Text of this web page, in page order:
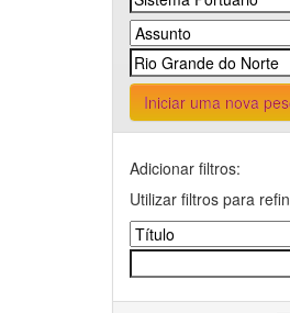
Iniciar uma nova
Adicionar filtros:
Utilizar filtros para